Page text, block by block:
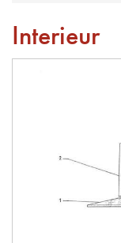
Interieur